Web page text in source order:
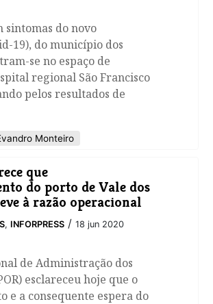
sintomas do novo
19), do município dos
se no espaço de
regional São Francisco
pelos resultados de
Monteiro
que
do porto de Vale dos
à razão operacional
, INFORPRESS / 18 jun 2020
de Administração dos
esclareceu hoje que o
e a consequente espera do